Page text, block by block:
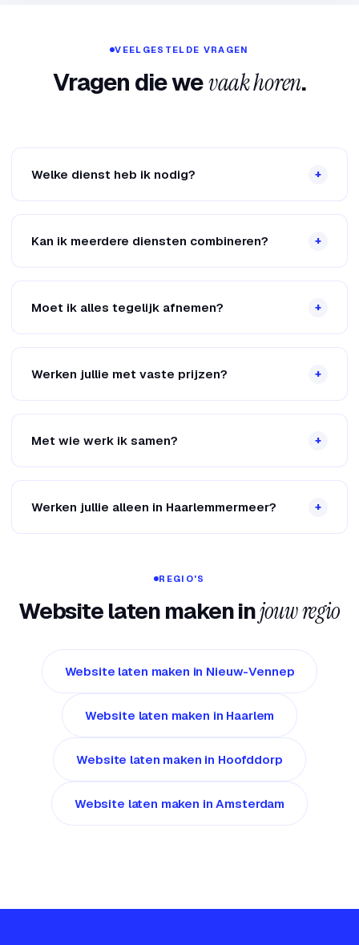
VEELGESTELDE VRAGEN
Vragen die wevaak horen.
Welke dienst heb ik nodig? +
Kan ik meerdere diensten combineren? +
Moet ik alles tegelijk afnemen? +
Werken jullie met vaste prijzen? +
Met wie werk ik samen? +
Werken jullie alleen in Haarlemmermeer? +
REGIO'S
Website laten maken injouw regio
Website laten maken in Nieuw-Vennep
Website laten maken in Haarlem
Website laten maken in Hoofddorp
Website laten maken in Amsterdam